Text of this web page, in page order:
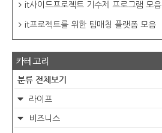
it사이드프로젝트 기수제 프로그램 모음
it프로젝트를 위한 팀매칭 플랫폼 모음
카테고리
분류 전체보기
라이프
비즈니스